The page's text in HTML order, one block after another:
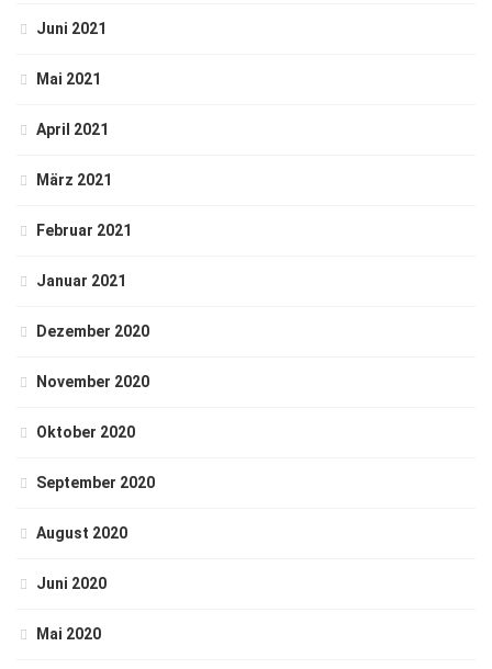
Juni 2021
Mai 2021
April 2021
März 2021
Februar 2021
Januar 2021
Dezember 2020
November 2020
Oktober 2020
September 2020
August 2020
Juni 2020
Mai 2020